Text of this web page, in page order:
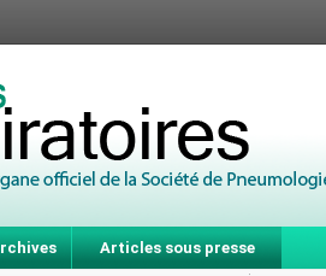
Articles sous presse